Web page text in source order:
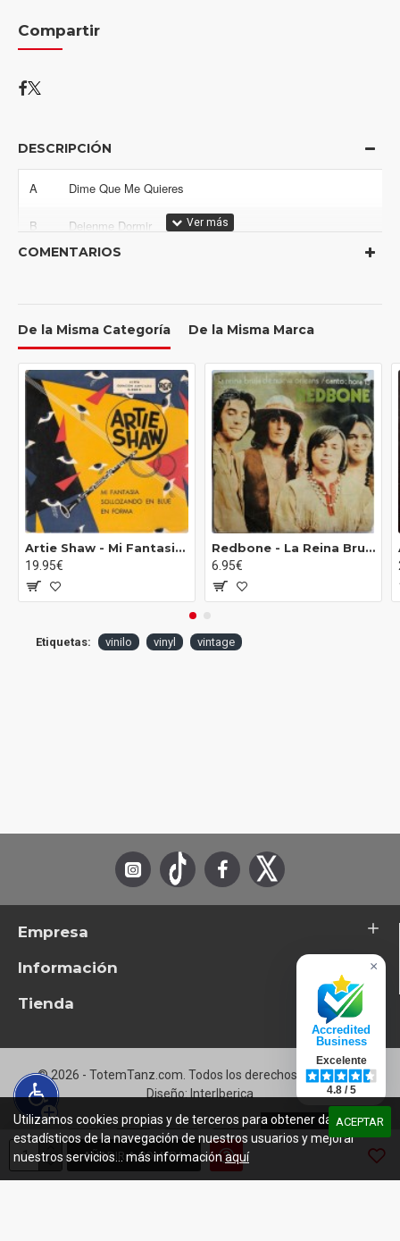
AÑADIR A COMPRA
Compartir
DESCRIPCIÓN
A Dime Que Me Quieres
B Dejenme Dormir
COMENTARIOS
De la Misma Categoría De la Misma Marca
Artie Shaw - Mi Fantasia / Sollozando En Blue / En Forma (7")
19.95€
Redbone ‎- La Reina Bruja De Nueva Orleans / Canto: Hora 13 (7")
6.95€
Etiquetas: vinilo vinyl vintage
Empresa
Información
Tienda
© 2026 - TotemTanz.com. Todos los derechos reservados
Diseño: InterIberica
ACEPTAR
Utilizamos cookies propias y de terceros para obtener datos
estadísticos de la navegación de nuestros usuarios y mejorar
nuestros servicios... más informaciónaquí
×
Accredited
Business
Excelente
4.8 / 5